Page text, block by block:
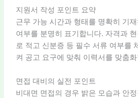
지원서 작성 포인트 요약
근무 가능 시간과 형태를 명확히 기
여부를 분명히 표기합니다. 자격과
로 적고 신분증 등 필수 서류 여부를
켜 공고 요구에 맞춰 이력서를 맞춤
면접 대비의 실전 포인트
비대면 면접의 경우 밝은 모습과 안